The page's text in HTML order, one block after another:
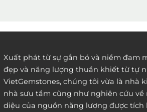
3. Đặt hàng thông quaemail hay
chúng tôi:
Xuất phát từ sự gắn bó và niềm đam
đẹp và năng lượng thuần khiết từ tự
VietGemstones, chúng tôi vừa là nhà
nhà sưu tầm cũng như nghiên cứu
diệu của nguồn năng lượng được tích